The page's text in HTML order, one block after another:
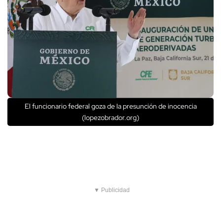
El funcionario federal goza de la presunción de inocencia
(lopezobrador.org)
▼ Publicidad